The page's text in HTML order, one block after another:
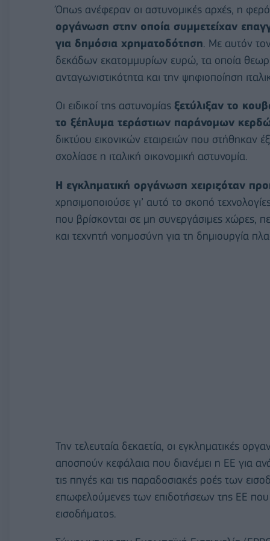
Όπως ανέφεραν οι αστυνομικές αρχές, η
οργάνωση στην οποία συμμετείχαν
για δημόσια χρηματοδότηση. Με αυτόν
δεκάδων εκατομμυρίων ευρώ, τα οποία
ανταγωνιστικότητα και την ψηφιοποίηση
Οι ειδικοί της αστυνομίας ξετύλιξαν το
το ξέπλυμα τεράστιων παράνομων
δικτύου εικονικών εταιρειών που στήθηκαν
σχολίασε η ιταλική οικονομική αστυνομία.
Η εγκληματική οργάνωση χειριζόταν
χρησιμοποιούσε γι’ αυτό το σκοπό
που βρίσκονται σε μη συνεργάσιμες χώρες,
και τεχνητή νοημοσύνη για τη δημιουργία
Την τελευταία δεκαετία, οι εγκληματικές
αποσπούν κεφάλαια που διανέμει η ΕΕ για
τις πηγές και τις παραδοσιακές ροές των
επωφελούμενες των επιδοτήσεων της ΕΕ
εισοδήματος.